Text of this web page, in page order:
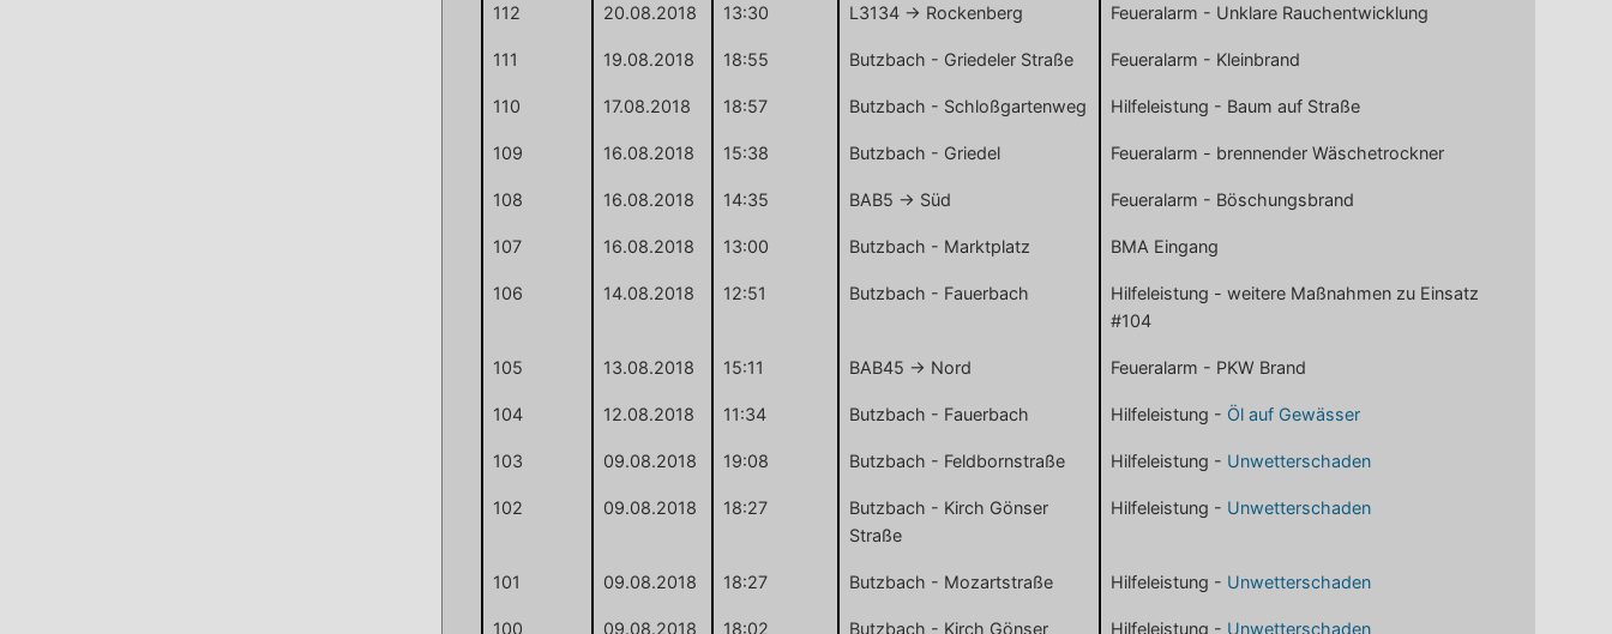
112 20.08.2018 13:30 L3134 -> Rockenberg Feueralarm - Unklare Rauchentwicklung
111 19.08.2018 18:55 Butzbach - Griedeler Straße Feueralarm - Kleinbrand
110 17.08.2018 18:57 Butzbach - Schloßgartenweg Hilfeleistung - Baum auf Straße
109 16.08.2018 15:38 Butzbach - Griedel Feueralarm - brennender Wäschetrockner
108 16.08.2018 14:35 BAB5 -> Süd Feueralarm - Böschungsbrand
107 16.08.2018 13:00 Butzbach - Marktplatz BMA Eingang
106 14.08.2018 12:51 Butzbach - Fauerbach
Hilfeleistung - weitere Maßnahmen zu Einsatz
#104
105 13.08.2018 15:11 BAB45 -> Nord Feueralarm - PKW Brand
104 12.08.2018 11:34 Butzbach - Fauerbach Hilfeleistung - Öl auf Gewässer
103 09.08.2018 19:08 Butzbach - Feldbornstraße Hilfeleistung - Unwetterschaden
102 09.08.2018 18:27
Butzbach - Kirch Gönser
Straße
Hilfeleistung - Unwetterschaden
101 09.08.2018 18:27 Butzbach - Mozartstraße Hilfeleistung - Unwetterschaden
100 09.08.2018 18:02 Butzbach - Kirch Gönser Hilfeleistung - Unwetterschaden